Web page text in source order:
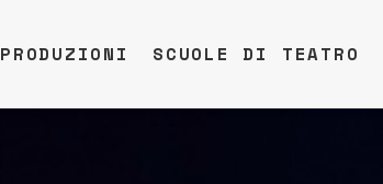
PRODUZIONI SCUOLE DI TEATRO